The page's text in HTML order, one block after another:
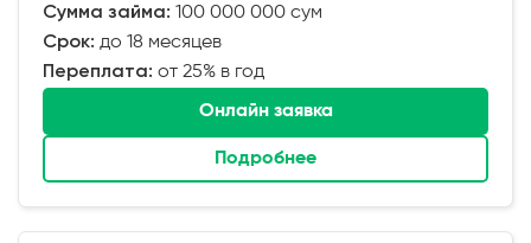
Сумма займа: 100 000 000 сум
Срок: до 18 месяцев
Переплата: от 25% в год
Онлайн заявка
Подробнее